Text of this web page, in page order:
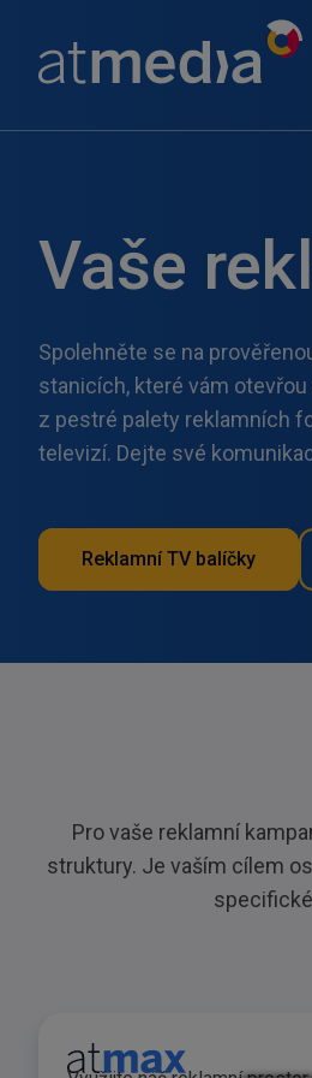
Vaše
Spolehněte se na
stanicích, které vám
z pestré palety reklamních
televizí. Dejte své
Reklamní TV balíčky
Pro vaše reklamní
struktury. Je vaším cílem